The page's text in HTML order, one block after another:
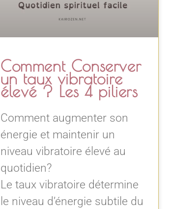
Comment Conserver
un taux vibratoire
élevé ? Les 4 piliers
Comment augmenter son
énergie et maintenir un
niveau vibratoire élevé au
quotidien?
Le taux vibratoire détermine
le niveau d’énergie subtile du